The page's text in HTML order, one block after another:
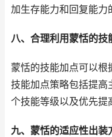
加生存能力和回复能力
八、合理利用蒙恬的技
蒙恬的技能加点可以根
技能加点策略包括提高
个技能等级以及优先提
九、蒙恬的适应性出装